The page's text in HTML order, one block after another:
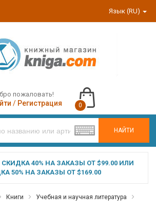
Язык (RU)
НАЙТИ
пожаловать!
/ Регистрация 0
40% НА ЗАКАЗЫ ОТ $99.00 ИЛИ
50% НА ЗАКАЗЫ ОТ $169.00
Книги
Учебная и научная литература